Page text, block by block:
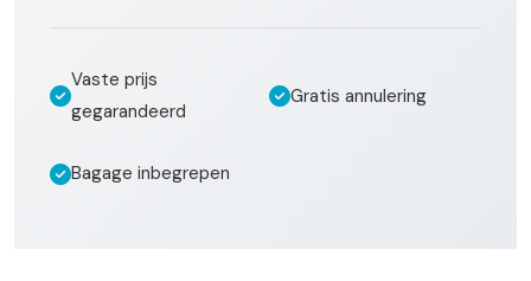
Vaste prijs
gegarandeerd
Gratis annulering
Bagage inbegrepen